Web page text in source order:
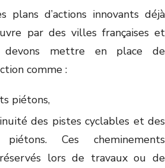
plans d’actions innovants déjà
par des villes françaises et
devons mettre en place de
comme :
piétons,
des pistes cyclables et des
piétons. Ces cheminements
lors de travaux ou de